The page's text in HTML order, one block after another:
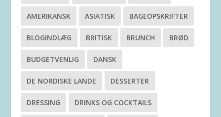
AMERIKANSK ASIATISK BAGEOPSKRIFTER
BLOGINDLÆG BRITISK BRUNCH BRØD
BUDGETVENLIG DANSK
DE NORDISKE LANDE DESSERTER
DRESSING DRINKS OG COCKTAILS